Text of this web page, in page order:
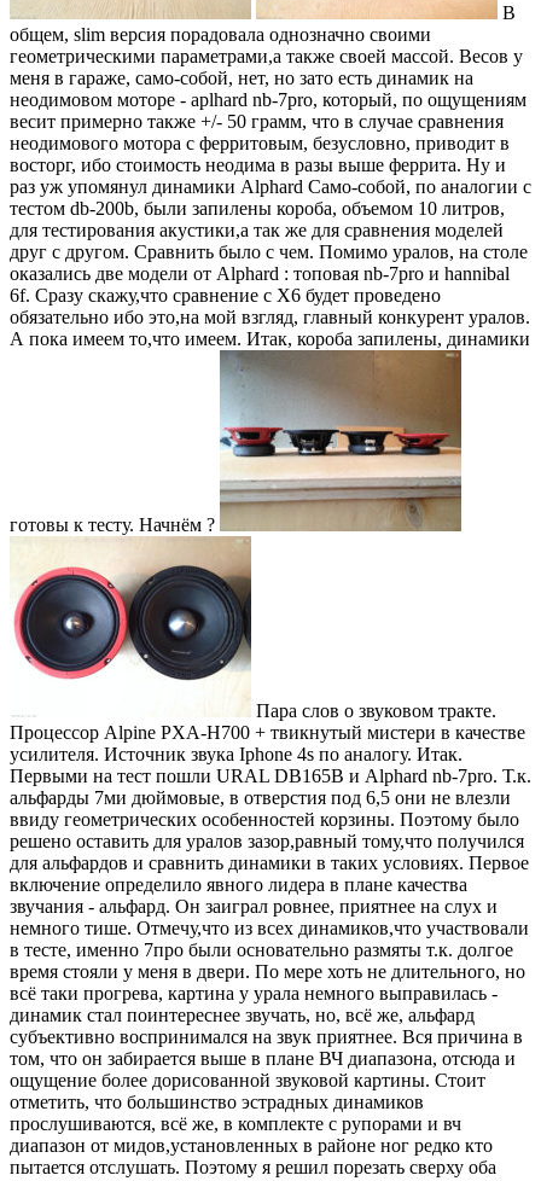
В
общем, slim версия порадовала однозначно своими
геометрическими параметрами,а также своей массой. Весов у
меня в гараже, само-собой, нет, но зато есть динамик на
неодимовом моторе - aplhard nb-7pro, который, по ощущениям
весит примерно также +/- 50 грамм, что в случае сравнения
неодимового мотора с ферритовым, безусловно, приводит в
восторг, ибо стоимость неодима в разы выше феррита. Ну и
раз уж упомянул динамики Alphard Само-собой, по аналогии с
тестом db-200b, были запилены короба, объемом 10 литров,
для тестирования акустики,а так же для сравнения моделей
друг с другом. Сравнить было с чем. Помимо уралов, на столе
оказались две модели от Alphard : топовая nb-7pro и hannibal
6f. Сразу скажу,что сравнение с Х6 будет проведено
обязательно ибо это,на мой взгляд, главный конкурент уралов.
А пока имеем то,что имеем. Итак, короба запилены, динамики
готовы к тесту. Начнём ?
Пара слов о звуковом тракте.
Процессор Alpine PXA-H700 + твикнутый мистери в качестве
усилителя. Источник звука Iphone 4s по аналогу. Итак.
Первыми на тест пошли URAL DB165B и Alphard nb-7pro. Т.к.
альфарды 7ми дюймовые, в отверстия под 6,5 они не влезли
ввиду геометрических особенностей корзины. Поэтому было
решено оставить для уралов зазор,равный тому,что получился
для альфардов и сравнить динамики в таких условиях. Первое
включение определило явного лидера в плане качества
звучания - альфард. Он заиграл ровнее, приятнее на слух и
немного тише. Отмечу,что из всех динамиков,что участвовали
в тесте, именно 7про были основательно размяты т.к. долгое
время стояли у меня в двери. По мере хоть не длительного, но
всё таки прогрева, картина у урала немного выправилась -
динамик стал поинтереснее звучать, но, всё же, альфард
субъективно воспринимался на звук приятнее. Вся причина в
том, что он забирается выше в плане ВЧ диапазона, отсюда и
ощущение более дорисованной звуковой картины. Стоит
отметить, что большинство эстрадных динамиков
прослушиваются, всё же, в комплекте с рупорами и вч
диапазон от мидов,установленных в районе ног редко кто
пытается отслушать. Поэтому я решил порезать сверху оба